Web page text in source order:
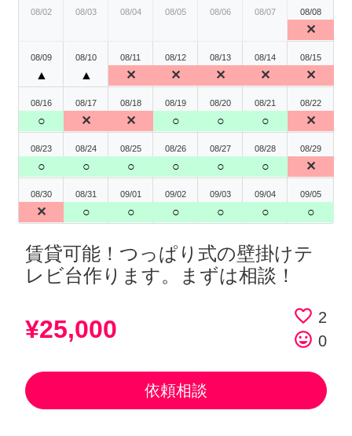
08/02 08/03 08/04 08/05 08/06 08/07 08/08
✕
08/09
▲
08/10
▲
08/11
✕
08/12
✕
08/13
✕
08/14
✕
08/15
✕
08/16
○
08/17
✕
08/18
✕
08/19
○
08/20
○
08/21
○
08/22
✕
08/23
○
08/24
○
08/25
○
08/26
○
08/27
○
08/28
○
08/29
✕
08/30
✕
08/31
○
09/01
○
09/02
○
09/03
○
09/04
○
09/05
○
賃貸可能！つっぱり式の壁掛けテ
レビ台作ります。まずは相談！
¥25,000 favorite_border 2
tag_faces 0
依頼相談